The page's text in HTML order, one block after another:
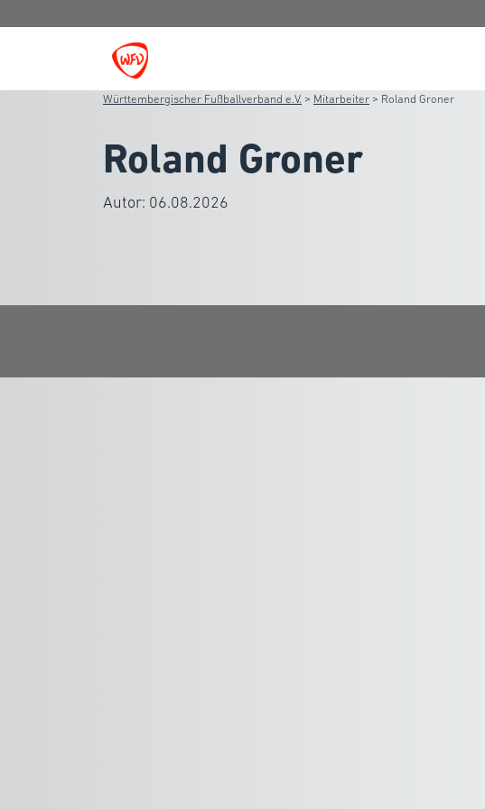
Württembergischer Fußballverband e.V. > Mitarbeiter > Roland Groner
Roland Groner
Autor: 06.08.2026